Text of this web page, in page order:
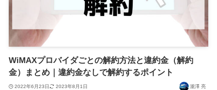
WiMAXプロバイダごとの解約方法と違約金（解約
金）まとめ｜違約金なしで解約するポイント
2022年6月23日 2023年8月1日 瀧澤 亮